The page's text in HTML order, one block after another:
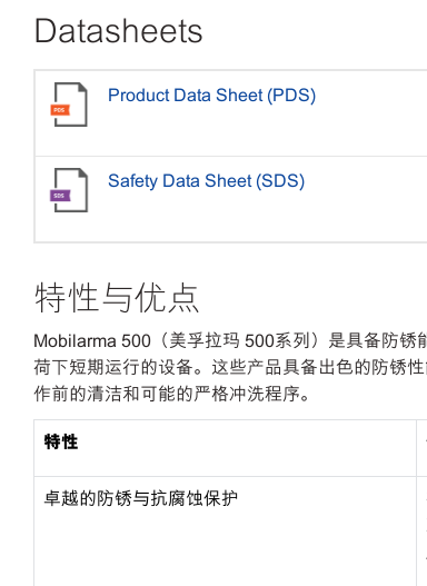
Datasheets
Product Data Sheet (PDS)
Safety Data Sheet (SDS)
特性与优点
Mobilarma 500（美孚拉玛 500系列）是具备防
荷下短期运行的设备。这些产品具备出色的防锈
作前的清洁和可能的严格冲洗程序。
特性
卓越的防锈与抗腐蚀保护